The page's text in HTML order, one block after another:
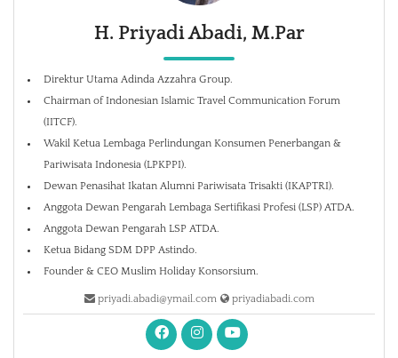
H. Priyadi Abadi, M.Par
Direktur Utama Adinda Azzahra Group.
Chairman of Indonesian Islamic Travel Communication Forum
(IITCF).
Wakil Ketua Lembaga Perlindungan Konsumen Penerbangan &
Pariwisata Indonesia (LPKPPI).
Dewan Penasihat Ikatan Alumni Pariwisata Trisakti (IKAPTRI).
Anggota Dewan Pengarah Lembaga Sertifikasi Profesi (LSP) ATDA.
Anggota Dewan Pengarah LSP ATDA.
Ketua Bidang SDM DPP Astindo.
Founder & CEO Muslim Holiday Konsorsium.
priyadi.abadi@ymail.com priyadiabadi.com